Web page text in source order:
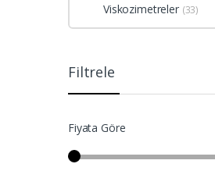
Viskozimetreler (33)
Filtrele
Fiyata Göre